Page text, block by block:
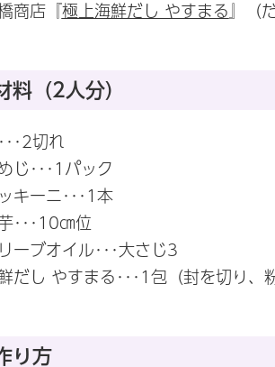
商店『 極上海鮮だし やすまる 』（
料（2人分）
･･2切れ
じ･･･1パック
キーニ･･･1本
･･･10㎝位
ーブオイル･･･大さじ3
だし やすまる･･･1包（封を切り、
り方